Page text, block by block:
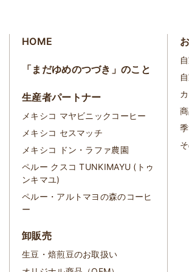
HOME
「まだゆめのつづき」のこと
生産者パートナー
メキシコ マヤビニックコーヒー
メキシコ セスマッチ
メキシコ ドン・ラファ農園
ペルー クスコ TUNKIMAYU (トゥ
ンキマユ)
ペルー・アルトマヨの森のコーヒ
ー
卸販売
生豆・焙煎豆のお取扱い